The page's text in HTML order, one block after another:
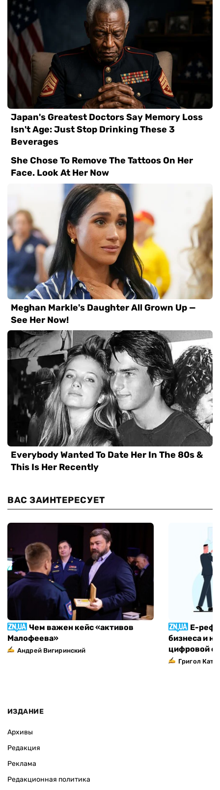
ВАС ЗАИНТЕРЕСУЕТ
Чем важен кейс «активов
Малофеева»
Андрей Вигиринский
Е-
бизнеса и
цифровой
Григол
ИЗДАНИЕ
Архивы
Редакция
Реклама
Редакционная политика